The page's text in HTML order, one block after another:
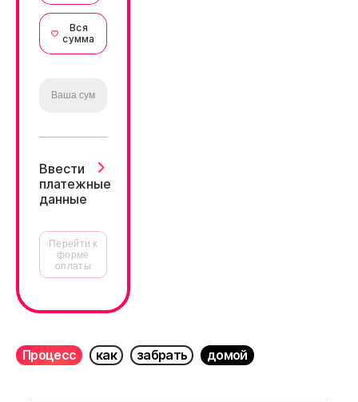
Вся
сумма
Ввести
платежные
данные
Перейти к
форме
оплаты
Процесс как забрать домой